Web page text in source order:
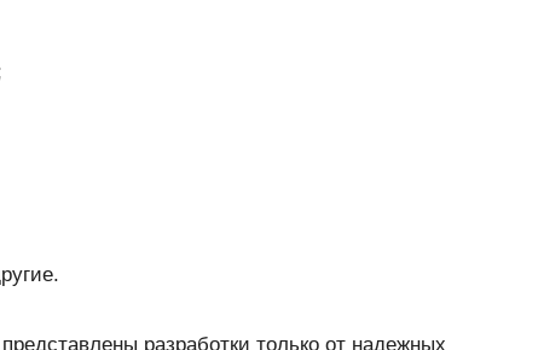
разработки только от надежных